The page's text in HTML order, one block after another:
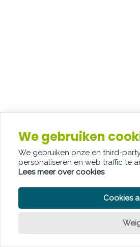
We gebruiken
We gebruiken onze en third-
personaliseren en web traffic te
Lees meer over cookies
Cookies